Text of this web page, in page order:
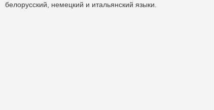
белорусский, немецкий и итальянский языки.